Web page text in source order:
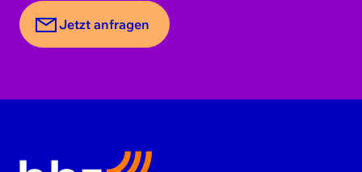
Jetzt anfragen